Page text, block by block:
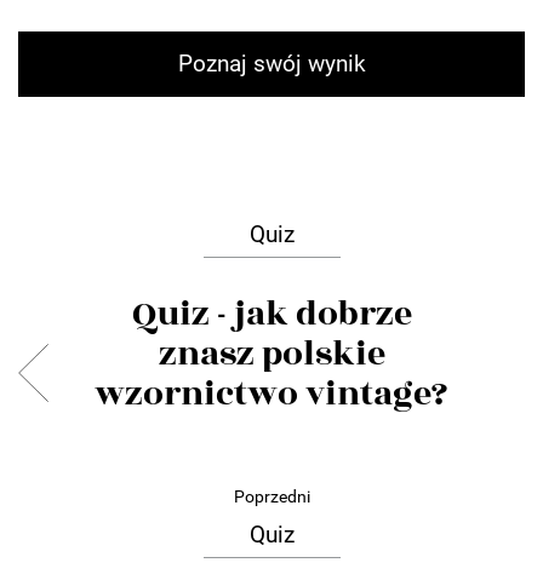
Quiz
Quiz - jak dobrze
znasz polskie
wzornictwo vintage?
Poprzedni
Quiz